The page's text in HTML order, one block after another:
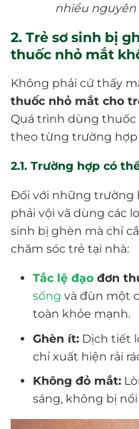
nhiều nguyên
2. Trẻ sơ sinh bị
thuốc nhỏ mắt
Không phải cứ thấy
thuốc nhỏ mắt cho
Quá trình dùng thuốc
theo từng trường hợp
2.1. Trường hợp có
Đối với những trường
phải vội vã dùng các
sinh bị ghèn mà chỉ
chăm sóc trẻ tại nhà:
Tắc lệ đạođơn
sống và đùn một
toàn khỏe mạnh.
Ghèn ít:Dịch tiết
chỉ xuất hiện rải
Không đỏ mắt:
sáng, không bị